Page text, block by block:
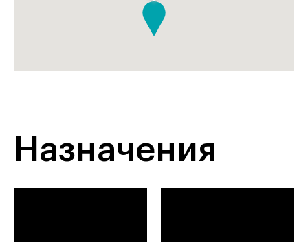
Назначения